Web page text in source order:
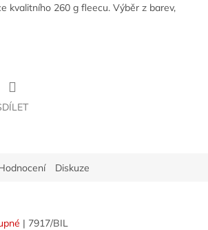
kvalitního 260 g fleecu. Výběr z barev,
Diskuze
| 7917/BIL